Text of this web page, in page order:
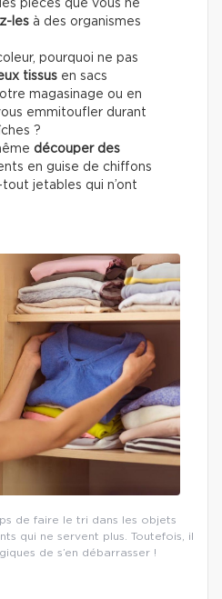
pièces que vous ne
les à des organismes
pourquoi ne pas
tissus en sacs
magasinage ou en
emmitoufler durant
?
découper des
en guise de chiffons
jetables qui n’ont
de faire le tri dans les objets
qui ne servent plus. Toutefois, il
de s’en débarrasser !